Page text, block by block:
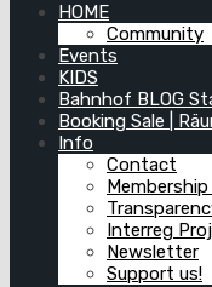
HOME
Community
Events
KIDS
Bahnhof BLOG
Booking Sale |
Info
Contact
Interreg
Newsletter
Support us!